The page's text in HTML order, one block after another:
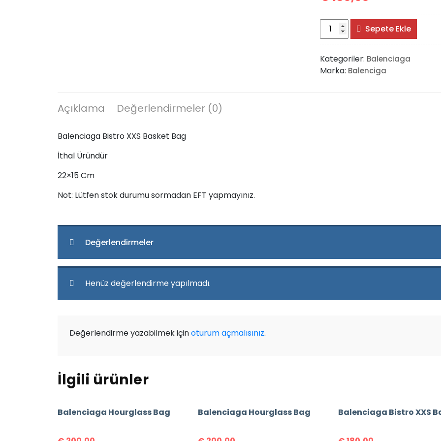
Balenciaga
Bistro
XXS
Basket
Bag
Sepete Ekle
Kategoriler: Balenciaga
Marka: Balenciga
Açıklama Değerlendirmeler (0)
Balenciaga Bistro XXS Basket Bag
İthal Üründür
22×15 Cm
Not: Lütfen stok durumu sormadan EFT yapmayınız.
Değerlendirmeler
Henüz değerlendirme yapılmadı.
Değerlendirme yazabilmek içinoturum açmalısınız.
İlgili ürünler
Balenciaga Hourglass Bag Balenciaga Hourglass Bag